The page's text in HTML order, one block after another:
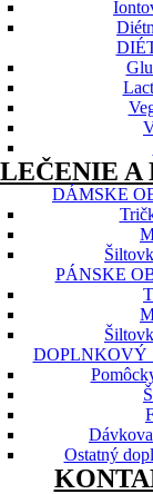
A
DÁMSKE
PÁNSKE
DOPLNKOVÝ
Ostatný